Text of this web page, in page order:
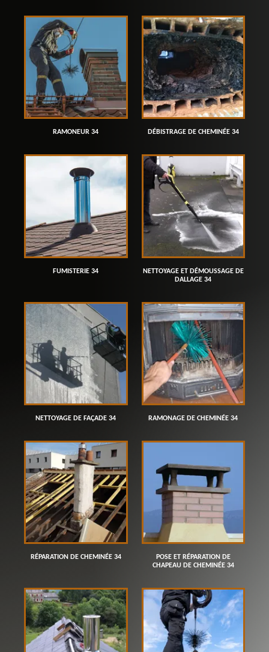
RAMONEUR 34 DÉBISTRAGE DE CHEMINÉE 34
FUMISTERIE 34
NETTOYAGE ET DÉMOUSSAGE DE
DALLAGE 34
NETTOYAGE DE FAÇADE 34 RAMONAGE DE CHEMINÉE 34
RÉPARATION DE CHEMINÉE 34
POSE ET RÉPARATION DE
CHAPEAU DE CHEMINÉE 34